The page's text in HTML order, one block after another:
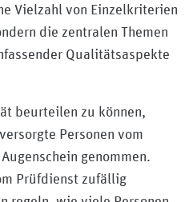
Vielzahl von Einzelkriterien
die zentralen Themen
Qualitätsaspekte
beurteilen zu können,
Personen vom
genommen.
Prüfdienst zufällig